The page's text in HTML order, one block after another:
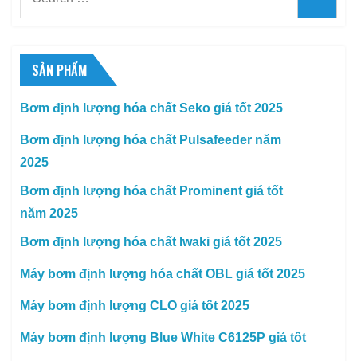
SẢN PHẨM
Bơm định lượng hóa chất Seko giá tốt 2025
Bơm định lượng hóa chất Pulsafeeder năm
2025
Bơm định lượng hóa chất Prominent giá tốt
năm 2025
Bơm định lượng hóa chất Iwaki giá tốt 2025
Máy bơm định lượng hóa chất OBL giá tốt 2025
Máy bơm định lượng CLO giá tốt 2025
Máy bơm định lượng Blue White C6125P giá tốt